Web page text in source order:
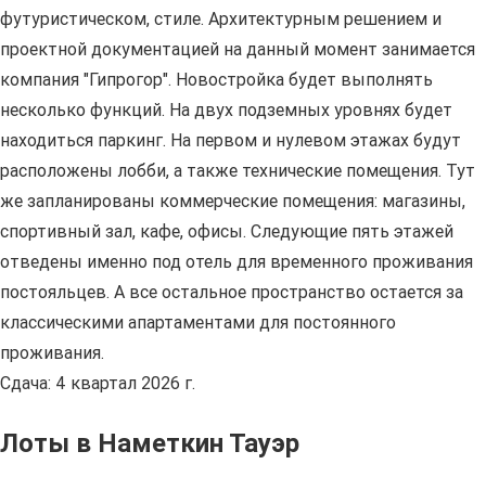
футуристическом, стиле. Архитектурным решением и
проектной документацией на данный момент занимается
компания "Гипрогор". Новостройка будет выполнять
несколько функций. На двух подземных уровнях будет
находиться паркинг. На первом и нулевом этажах будут
расположены лобби, а также технические помещения. Тут
же запланированы коммерческие помещения: магазины,
спортивный зал, кафе, офисы. Следующие пять этажей
отведены именно под отель для временного проживания
постояльцев. А все остальное пространство остается за
классическими апартаментами для постоянного
проживания.
Сдача: 4 квартал 2026 г.
Лоты в Наметкин Тауэр